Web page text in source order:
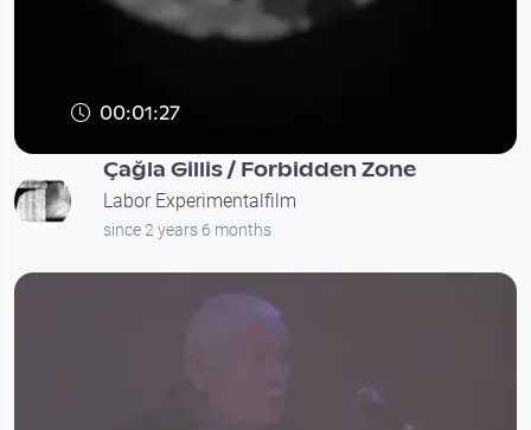
00:01:27
Çağla Gillis / Forbidden Zone
Labor Experimentalfilm
since 2 years 6 months